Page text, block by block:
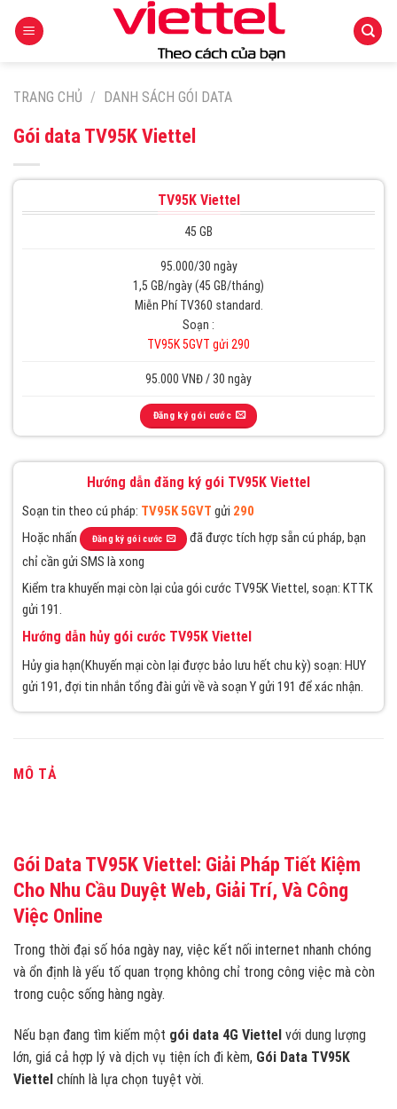
TRANG CHỦ / DANH SÁCH GÓI DATA
Gói data TV95K Viettel
TV95K Viettel
45 GB
95.000/30 ngày
1,5 GB/ngày (45 GB/tháng)
Miễn Phí TV360 standard.
Soạn :
TV95K 5GVT gửi 290
95.000 VNĐ / 30 ngày
Đăng ký gói cước
Hướng dẫn đăng ký gói TV95K Viettel
Soạn tin theo cú pháp: TV95K 5GVT gửi 290
Hoặc nhấn
Đăng ký gói cước
đã được tích hợp sẵn cú pháp, bạn
chỉ cần gửi SMS là xong
Kiểm tra khuyến mại còn lại của gói cước TV95K Viettel, soạn: KTTK
gửi 191.
Hướng dẫn hủy gói cước TV95K Viettel
Hủy gia hạn(Khuyến mại còn lại được bảo lưu hết chu kỳ) soạn: HUY
gửi 191, đợi tin nhắn tổng đài gửi về và soạn Y gửi 191 để xác nhận.
MÔ TẢ
Gói Data TV95K Viettel: Giải Pháp Tiết Kiệm
Cho Nhu Cầu Duyệt Web, Giải Trí, Và Công
Việc Online
Trong thời đại số hóa ngày nay, việc kết nối internet nhanh chóng
và ổn định là yếu tố quan trọng không chỉ trong công việc mà còn
trong cuộc sống hàng ngày.
Nếu bạn đang tìm kiếm một gói data 4G Viettel với dung lượng
lớn, giá cả hợp lý và dịch vụ tiện ích đi kèm, Gói Data TV95K
Viettel chính là lựa chọn tuyệt vời.